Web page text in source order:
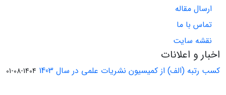
ارسال مقاله
تماس با ما
نقشه سایت
اخبار و اعلانات
کسب رتبه (الف) از کمیسیون نشریات علمی در سال 1403 1404-08-01